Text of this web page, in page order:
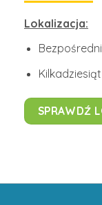
Lokalizacja:
SPRAWDŹ